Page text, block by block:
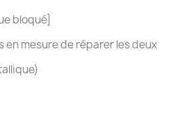
bloqué]
en mesure de réparer les deux